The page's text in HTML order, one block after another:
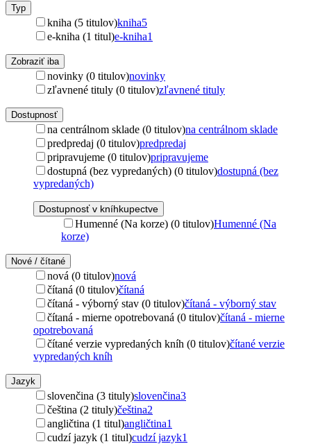
Typ
kniha (5 titulov)kniha5
e-kniha (1 titul)e-kniha1
Zobraziť iba
novinky (0 titulov)novinky
zľavnené tituly (0 titulov)zľavnené tituly
Dostupnosť
na centrálnom sklade (0 titulov)na centrálnom sklade
predpredaj (0 titulov)predpredaj
pripravujeme (0 titulov)pripravujeme
dostupná (bez vypredaných) (0 titulov)dostupná (bez
vypredaných)
Dostupnosť v kníhkupectve
Humenné (Na korze) (0 titulov)Humenné (Na
korze)
Nové / čítané
nová (0 titulov)nová
čítaná (0 titulov)čítaná
čítaná - výborný stav (0 titulov)čítaná - výborný stav
čítaná - mierne opotrebovaná (0 titulov)čítaná - mierne
opotrebovaná
čítané verzie vypredaných kníh (0 titulov)čítané verzie
vypredaných kníh
Jazyk
slovenčina (3 tituly)slovenčina3
čeština (2 tituly)čeština2
angličtina (1 titul)angličtina1
cudzí jazyk (1 titul)cudzí jazyk1